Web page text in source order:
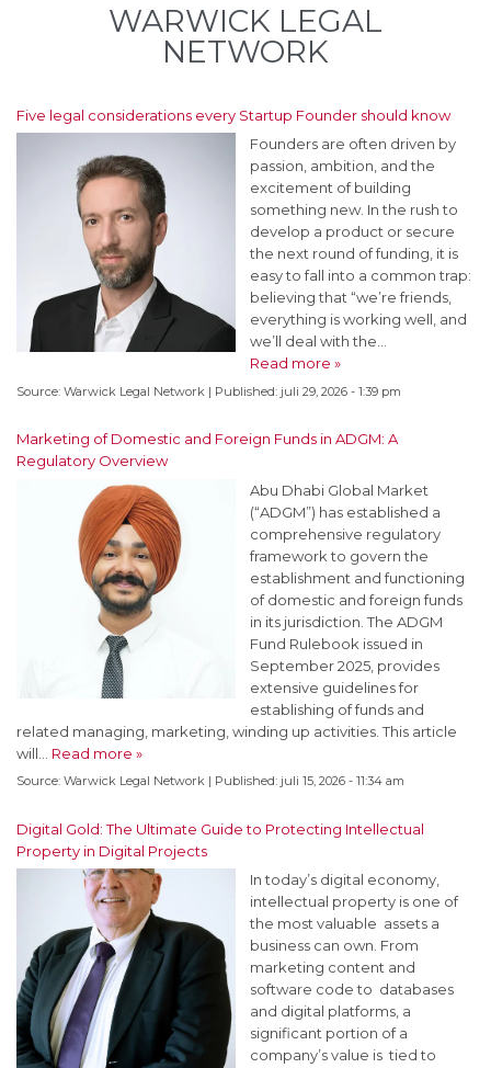
WARWICK LEGAL
NETWORK
Five legal considerations every Startup Founder should know
Founders are often driven by
passion, ambition, and the
excitement of building
something new. In the rush to
develop a product or secure
the next round of funding, it is
easy to fall into a common trap:
believing that “we’re friends,
everything is working well, and
we’ll deal with the…
Read more »
Source: Warwick Legal Network | Published: juli 29, 2026 - 1:39 pm
Marketing of Domestic and Foreign Funds in ADGM: A
Regulatory Overview
Abu Dhabi Global Market
(“ADGM”) has established a
comprehensive regulatory
framework to govern the
establishment and functioning
of domestic and foreign funds
in its jurisdiction. The ADGM
Fund Rulebook issued in
September 2025, provides
extensive guidelines for
establishing of funds and
related managing, marketing, winding up activities. This article
will… Read more »
Source: Warwick Legal Network | Published: juli 15, 2026 - 11:34 am
Digital Gold: The Ultimate Guide to Protecting Intellectual
Property in Digital Projects
In today’s digital economy,
intellectual property is one of
the most valuable assets a
business can own. From
marketing content and
software code to databases
and digital platforms, a
significant portion of a
company’s value is tied to